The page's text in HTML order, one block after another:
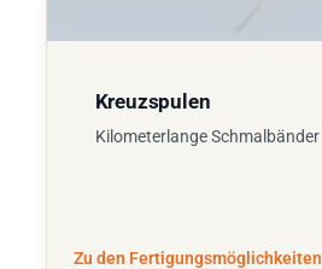
Kreuzspulen
Kilometerlange Schmalbänder
Zu den Fertigungsmöglichkeiten